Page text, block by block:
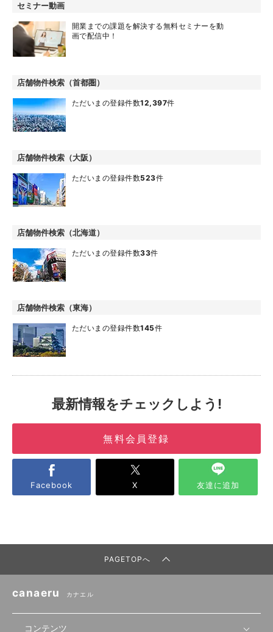
セミナー動画
開業までの課題を解決する無料セミナーを動
画で配信中！
店舗物件検索（首都圏）
ただいまの登録件数12,397件
店舗物件検索（大阪）
ただいまの登録件数523件
店舗物件検索（北海道）
ただいまの登録件数33件
店舗物件検索（東海）
ただいまの登録件数145件
最新情報をチェックしよう!
無料会員登録
Facebook X 友達に追加
PAGETOPへ
canaeru カナエル
コンテンツ